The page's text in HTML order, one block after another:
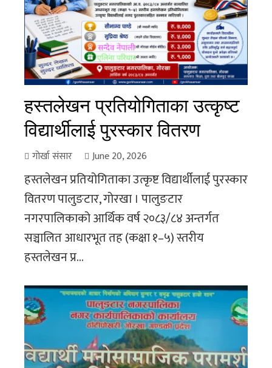
हस्तलेखन प्रतियोगिताका उत्कृष्ट
विद्यार्थीलाई पुरस्कार वितरण
गोर्खा संसार June 20, 2026
हस्तलेखन प्रतियोगिताका उत्कृष्ट विद्यार्थीलाई पुरस्कार
वितरण पालुङटार, गोरखा । पालुङटार
नगरपालिकाको आर्थिक वर्ष २०८३/८४ अन्तर्गत
सञ्चालित आधारभूत तह (कक्षा १–५) स्तरीय
हस्तलेखन प्र...